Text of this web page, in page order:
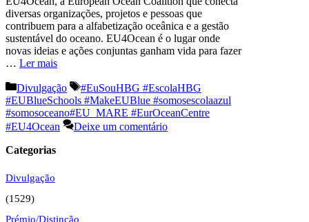
diversas organizações, projetos e pessoas que
contribuem para a alfabetização oceânica e a gestão
sustentável do oceano. EU4Ocean é o lugar onde
novas ideias e ações conjuntas ganham vida para fazer
… Ler mais
Categorias
Divulgação Etiquetas
#EuSouHBG #EscolaHBG
#EUBlueSchools #MakeEUBlue #somosescolaazul
#somosoceano#EU_MARE #EurOceanCentre
#EU4Ocean
Deixe um comentário
Categorias
Divulgação
(1529)
Prémio/Distinção